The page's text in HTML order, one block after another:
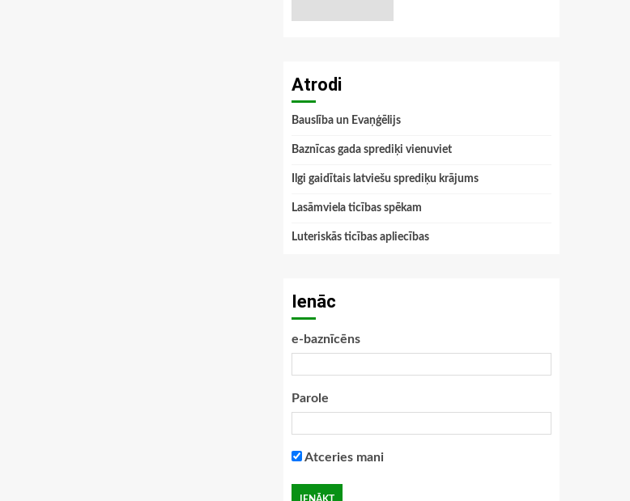
Atrodi
Bauslība un Evaņģēlijs
Baznīcas gada sprediķi vienuviet
Ilgi gaidītais latviešu sprediķu krājums
Lasāmviela ticības spēkam
Luteriskās ticības apliecības
Ienāc
e-baznīcēns
Parole
Atceries mani